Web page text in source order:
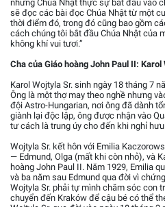
nhưng Chúa Nhật thực sự bắt đầu vào
sẽ đọc các bài đọc Chúa Nhật từ một
thời điểm đó, trong đó cũng bao gồm
cách chúng tôi bắt đầu Chúa Nhật của
không khí vui tươi.”
Cha của Giáo hoàng John Paul II: Karol
Karol Wojtyla Sr. sinh ngày 18 tháng 7
Ông là một thợ may theo nghề nhưng
đội Astro-Hungarian, nơi ông đã dành
giành lại độc lập, ông được nhận vào
tư cách là trung úy cho đến khi nghỉ
Wojtyla Sr. kết hôn với Emilia
— Edmund, Olga (mất khi còn nhỏ), và
hoàng John Paul II. Năm 1929, Emilia
và ba năm sau Edmund qua đời vì
Wojtyla Sr. phải tự mình chăm sóc con
chuyển đến Kraków để cậu bé có thể